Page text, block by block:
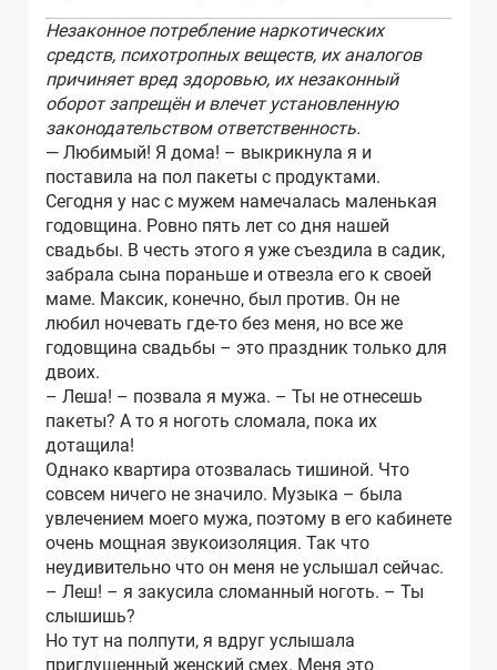
Незаконное потребление наркотических
средств, психотропных веществ, их аналогов
причиняет вред здоровью, их незаконный
оборот запрещён и влечет установленную
законодательством ответственность.
— Любимый! Я дома! – выкрикнула я и
поставила на пол пакеты с продуктами.
Сегодня у нас с мужем намечалась маленькая
годовщина. Ровно пять лет со дня нашей
свадьбы. В честь этого я уже съездила в садик,
забрала сына пораньше и отвезла его к своей
маме. Максик, конечно, был против. Он не
любил ночевать где-то без меня, но все же
годовщина свадьбы – это праздник только для
двоих.
– Леша! – позвала я мужа. – Ты не отнесешь
пакеты? А то я ноготь сломала, пока их
дотащила!
Однако квартира отозвалась тишиной. Что
совсем ничего не значило. Музыка – была
увлечением моего мужа, поэтому в его кабинете
очень мощная звукоизоляция. Так что
неудивительно что он меня не услышал сейчас.
– Леш! – я закусила сломанный ноготь. – Ты
слышишь?
Но тут на полпути, я вдруг услышала
приглушенный женский смех. Меня это